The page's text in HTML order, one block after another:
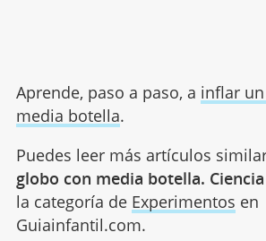
Aprende, paso a paso, a inflar
media botella.
Puedes leer más artículos
globo con media botella.
la categoría de Experimentos en
Guiainfantil.com.